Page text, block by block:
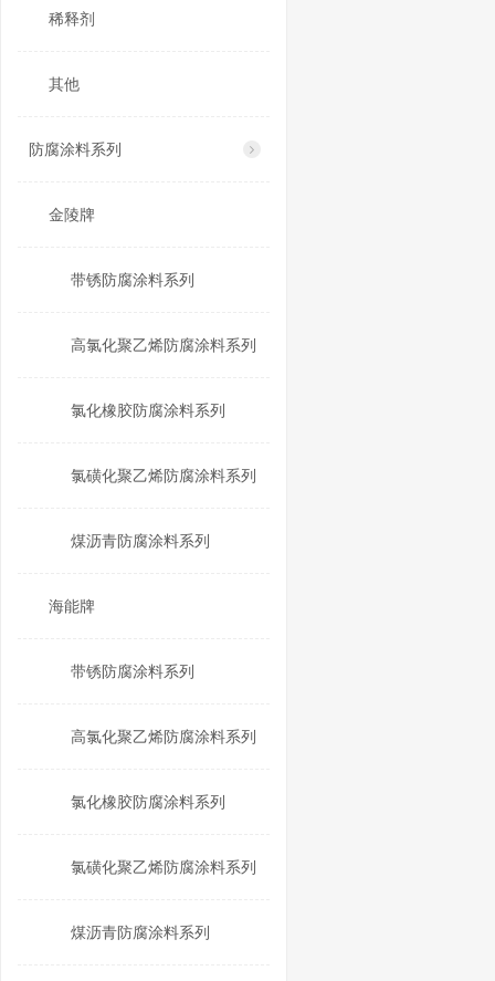
稀释剂
其他
防腐涂料系列
金陵牌
带锈防腐涂料系列
高氯化聚乙烯防腐涂料系列
氯化橡胶防腐涂料系列
氯磺化聚乙烯防腐涂料系列
煤沥青防腐涂料系列
海能牌
带锈防腐涂料系列
高氯化聚乙烯防腐涂料系列
氯化橡胶防腐涂料系列
氯磺化聚乙烯防腐涂料系列
煤沥青防腐涂料系列